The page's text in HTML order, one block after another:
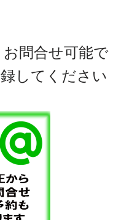
問合せ可能で
してください